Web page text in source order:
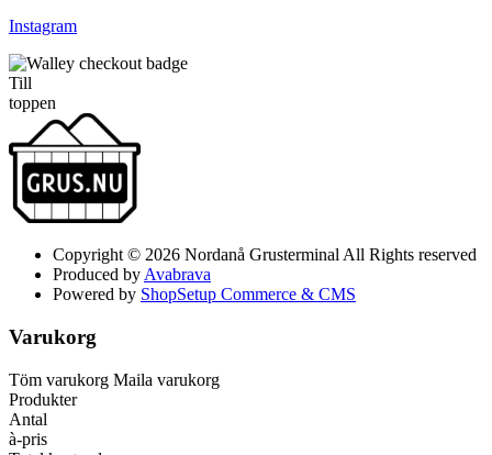
Instagram
Till
toppen
Copyright © 2026 Nordanå Grusterminal All Rights reserved
Produced byAvabrava
Powered by ShopSetup Commerce & CMS
Varukorg
Töm varukorg Maila varukorg
Produkter
Antal
à-pris